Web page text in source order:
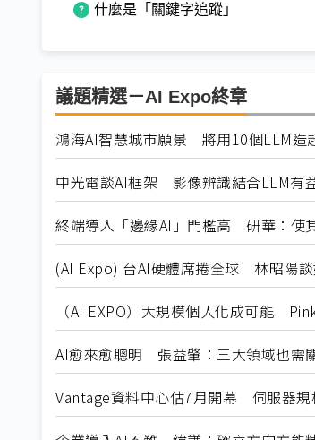
什麼是「關鍵字追蹤」
議題精選－AI Expo終章
鴻海AI智慧城市願景 將用10個LLM造
中光電談AI框架 影像辨識結合LLM有
終端導入「邊緣AI」門檻高 研華：使
(AI Expo) 台AI硬體席捲全球 林昭陽
（AI EXPO）大規模個人化成可能
AI愈來愈聰明 張益肇：三大領域也需
Vantage資料中心估7月開幕 伺服器規